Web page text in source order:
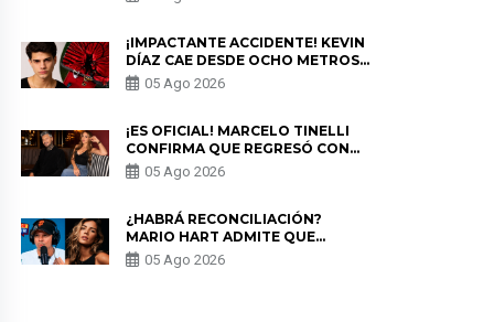
PRIVACIDAD?
¡IMPACTANTE ACCIDENTE! KEVIN
DÍAZ CAE DESDE OCHO METROS
EN “ESTO ES GUERRA” Y GENERA
PREOCUPACIÓN
05 Ago 2026
¡ES OFICIAL! MARCELO TINELLI
CONFIRMA QUE REGRESÓ CON
MILETT FIGUEROA: “EL AMOR
PUDO MÁS”
05 Ago 2026
¿HABRÁ RECONCILIACIÓN?
MARIO HART ADMITE QUE
PODRÍA VOLVER CON KORINA
RIVADENEIRA: “NO LE CERRARÍA
05 Ago 2026